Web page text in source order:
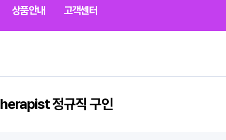
상품안내 고객센터
정규직 구인